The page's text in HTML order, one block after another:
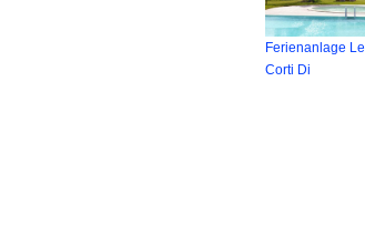
Ferienanlage Le
Corti Di